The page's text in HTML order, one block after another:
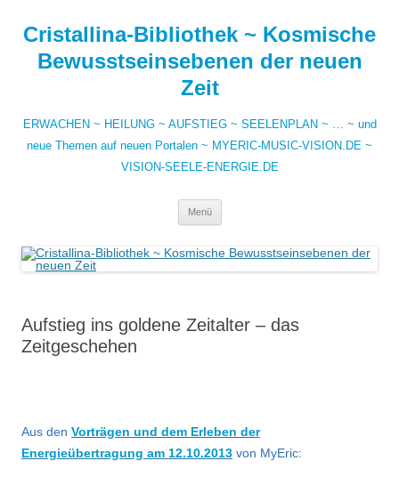
springen
Cristallina-Bibliothek ~ Kosmische
Bewusstseinsebenen der neuen
Zeit
ERWACHEN ~ HEILUNG ~ AUFSTIEG ~ SEELENPLAN ~ … ~ und
neue Themen auf neuen Portalen ~ MYERIC-MUSIC-VISION.DE ~
VISION-SEELE-ENERGIE.DE
Menü
Aufstieg ins goldene Zeitalter – das
Zeitgeschehen
Aus den Vorträgen und dem Erleben der
Energieübertragung am 12.10.2013 von MyEric: